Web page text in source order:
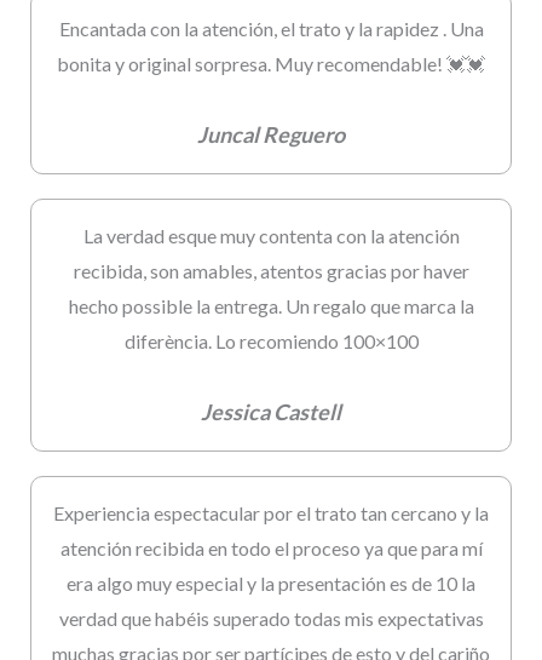
Encantada con la atención, el trato y la rapidez . Una
bonita y original sorpresa. Muy recomendable! 💓💓
Juncal Reguero
La verdad esque muy contenta con la atención
recibida, son amables, atentos gracias por haver
hecho possible la entrega. Un regalo que marca la
diferència. Lo recomiendo 100×100
Jessica Castell
Experiencia espectacular por el trato tan cercano y la
atención recibida en todo el proceso ya que para mí
era algo muy especial y la presentación es de 10 la
verdad que habéis superado todas mis expectativas
muchas gracias por ser partícipes de esto y del cariño